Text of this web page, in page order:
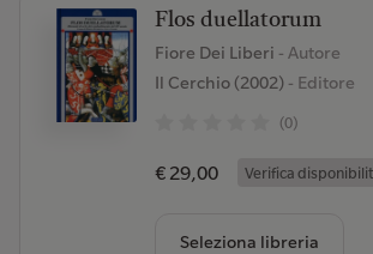
Flos duellatorum
Fiore Dei Liberi - Autore
Il Cerchio (2002)- Editore
(0)
€ 29,00 Verifica
Seleziona libreria